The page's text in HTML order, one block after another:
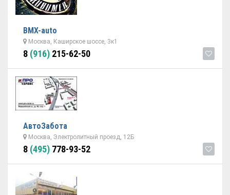
BMX-auto
Москва, Каширское шоссе, 3к1
8 (916) 215-62-50
АвтоЗабота
Москва, Электролитный проезд, 12Б
8 (495) 778-93-52